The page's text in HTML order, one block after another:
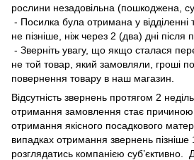
рослини незадовільна (пошкоджена,
- Посилка була отримана у відділенні
не пізніше, ніж через 2 (два) дні після
- Зверніть увагу, що якщо сталася
не той товар, який замовляли, гроші
повернення товару в наш магазин.
Відсутність звернень протягом 2
отримання замовлення стає
отримання якісного посадкового
випадках отримання звернень пізніше
розглядатись компанією суб’єктивно.